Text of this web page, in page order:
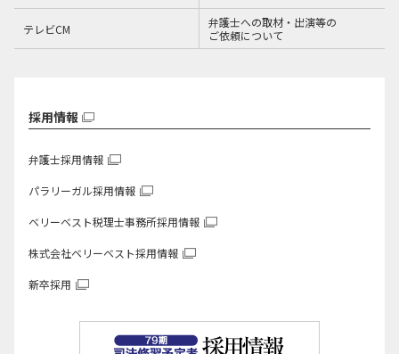
テレビCM
弁護士への取材・出演等の
ご依頼について
採用情報
弁護士採用情報
パラリーガル採用情報
ベリーベスト税理士事務所採用情報
株式会社ベリーベスト採用情報
新卒採用